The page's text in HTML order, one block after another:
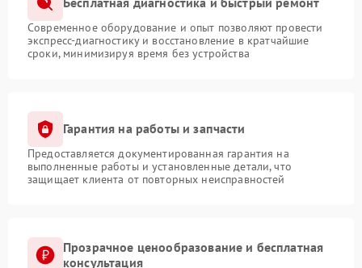
Современное оборудование и опыт позволяют провести
экспресс-диагностику и восстановление в кратчайшие
сроки, минимизируя время без устройства
Гарантия на работы и запчасти
Предоставляется документированная гарантия на
выполненные работы и установленные детали, что
защищает клиента от повторных неисправностей
Прозрачное ценообразование и бесплатная
консультация